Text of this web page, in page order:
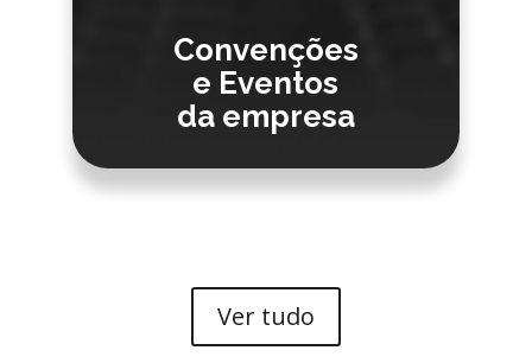
Convenções
e Eventos
da empresa
Ver tudo